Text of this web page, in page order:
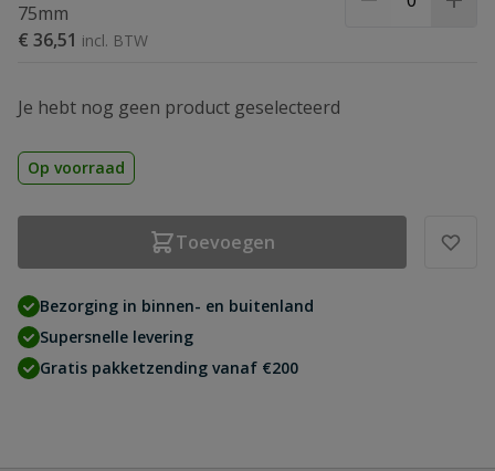
75mm
€ 36,51
Je hebt nog geen product geselecteerd
Op voorraad
Toevoegen
Bezorging in binnen- en buitenland
Supersnelle levering
Gratis pakketzending vanaf €200